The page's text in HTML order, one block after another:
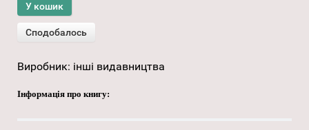
Виробник: інші видавництва
Інформація про книгу: